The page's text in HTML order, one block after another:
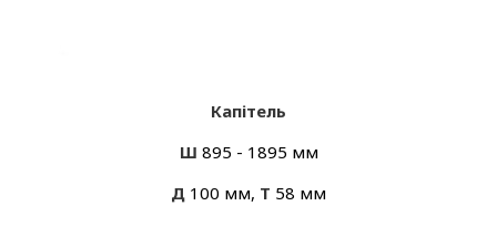
Капітель
Ш 895 - 1895 мм
Д 100 мм, Т 58 мм